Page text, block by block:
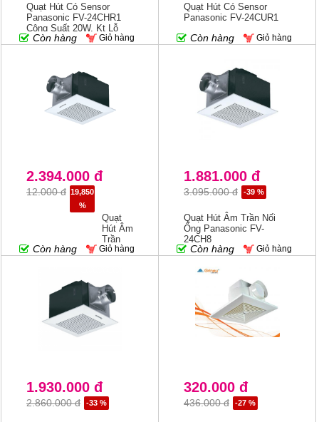
Quạt Hút Có Sensor
Panasonic FV-24CHR1
Công Suất 20W, Kt Lỗ
Khoét 24cm
Còn hàng Giỏ hàng
Quạt Hút Có Sensor
Panasonic FV-24CUR1
Còn hàng Giỏ hàng
2.394.000 đ
12.000 đ 19,850
%
Quạt
Hút Âm
Trần
Ống
24CD8
Còn hàng Giỏ hàng
1.881.000 đ
3.095.000 đ -39 %
Quạt Hút Âm Trần Nối
Ống Panasonic FV-
24CH8
Còn hàng Giỏ hàng
1.930.000 đ
2.860.000 đ -33 %
320.000 đ
436.000 đ -27 %